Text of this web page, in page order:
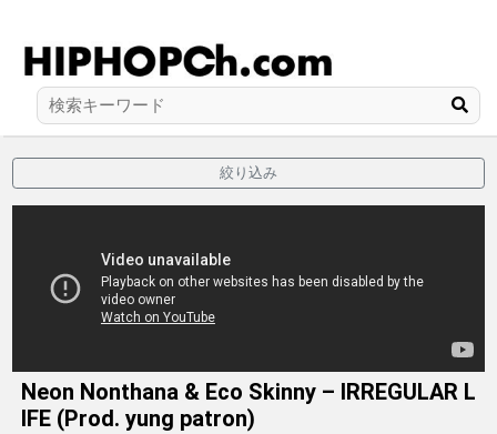
絞り込み
Neon Nonthana & Eco Skinny – IRREGULAR L
IFE (Prod. yung patron)